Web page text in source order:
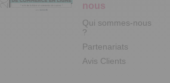
nous
Qui sommes-nous
?
Partenariats
Avis Clients